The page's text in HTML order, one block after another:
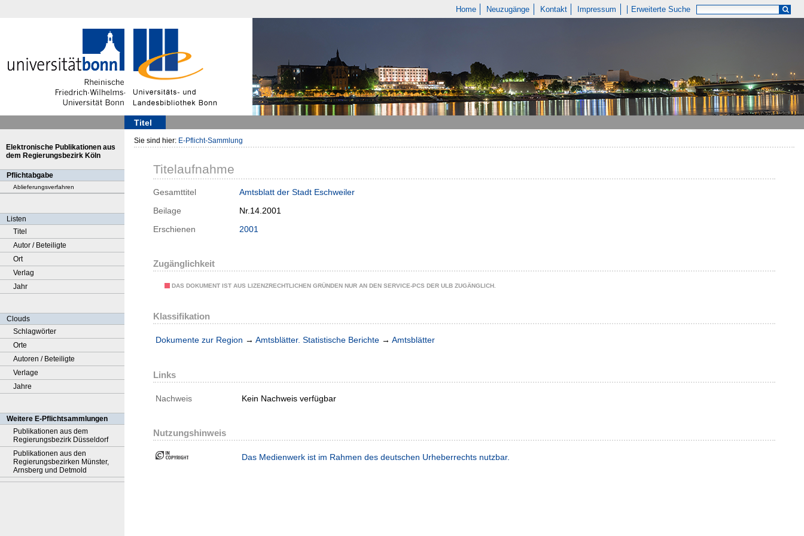
Home Neuzugänge Kontakt Impressum Erweiterte Suche
Titel
Elektronische Publikationen aus
dem Regierungsbezirk Köln
Pflichtabgabe
Ablieferungsverfahren
Listen
Titel
Autor / Beteiligte
Ort
Verlag
Jahr
Clouds
Schlagwörter
Orte
Autoren / Beteiligte
Verlage
Jahre
Weitere E-Pflichtsammlungen
Publikationen aus dem
Regierungsbezirk Düsseldorf
Publikationen aus den
Regierungsbezirken Münster,
Arnsberg und Detmold
Sie sind hier: E-Pflicht-Sammlung
Titelaufnahme
Gesamttitel
Amtsblatt der Stadt Eschweiler
Beilage
Nr.14.2001
Erschienen
2001
Zugänglichkeit
DAS DOKUMENT IST AUS LIZENZRECHTLICHEN GRÜNDEN NUR AN DEN SERVICE-PCS DER ULB ZUGÄNGLICH.
Klassifikation
Dokumente zur Region → Amtsblätter. Statistische Berichte → Amtsblätter
Links
Nachweis Kein Nachweis verfügbar
Nutzungshinweis
Das Medienwerk ist im Rahmen des deutschen Urheberrechts nutzbar.